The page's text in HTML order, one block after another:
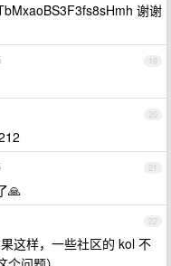
谢谢
19
20
21
🙏
22
这样，一些社区的 kol 不